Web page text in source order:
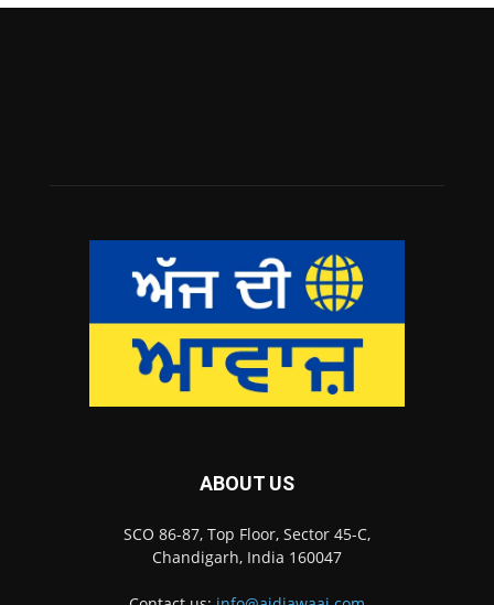
ABOUT US
SCO 86-87, Top Floor, Sector 45-C,
Chandigarh, India 160047